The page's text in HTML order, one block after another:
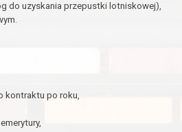
do uzyskania przepustki lotniskowej),
kontraktu po roku,